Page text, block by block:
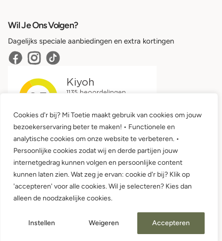
Cookies d'r bij? Mi Toetie maakt gebruik van cookies om jouw
bezoekerservaring beter te maken! • Functionele en
analytische cookies om onze website te verbeteren. •
Persoonlijke cookies zodat wij en derde partijen jouw
internetgedrag kunnen volgen en persoonlijke content
kunnen laten zien. Wat zeg je ervan: cookie d'r bij? Klik op
'accepteren' voor alle cookies. Wil je selecteren? Kies dan
alleen de noodzakelijke cookies.
Instellen Weigeren Accepteren
Wil Je Ons Volgen?
Dagelijks speciale aanbiedingen en extra kortingen
Algemene voorwaarden •
© 2026 Mi Toetie Babykleding en Kinderkleding